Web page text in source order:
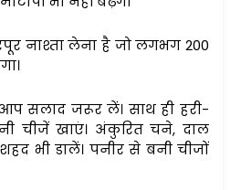
नाश्ता लेना है जो लगभग 200
सलाद जरूर लें। साथ ही हरी-
चीजें खाएं। अंकुरित चने, दाल
भी डालें। पनीर से बनी चीजों